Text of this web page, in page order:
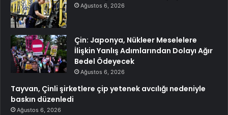
Ağustos 6, 2026
Çin: Japonya, Nükleer Meselelere
İlişkin Yanlış Adımlarından Dolayı Ağır
Bedel Ödeyecek
Ağustos 6, 2026
Tayvan, Çinli şirketlere çip yetenek avcılığı nedeniyle
baskın düzenledi
Ağustos 6, 2026